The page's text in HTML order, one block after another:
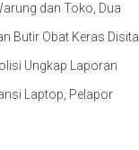
dan Toko, Dua
Butir Obat Keras Disita
Ungkap Laporan
Laptop, Pelapor